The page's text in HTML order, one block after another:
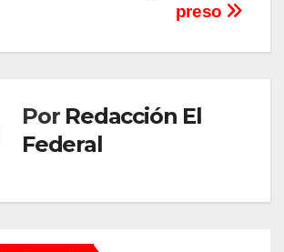
preso
Por Redacción El
Federal